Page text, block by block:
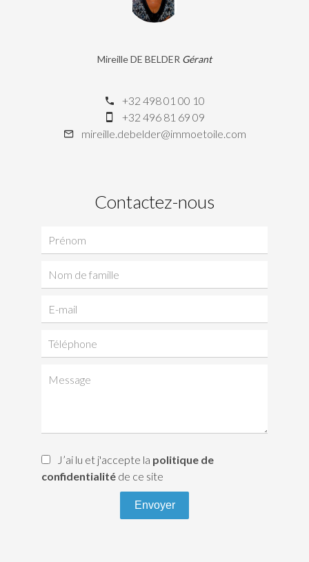
Mireille DE BELDER Gérant
+32 498 01 00 10
+32 496 81 69 09
mireille.debelder@immoetoile.com
Contactez-nous
J’ai lu et j'accepte la politique de
confidentialité de ce site
Envoyer